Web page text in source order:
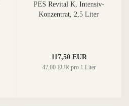
PES Revital K, Intensiv-
Konzentrat, 2,5 Liter
117,50 EUR
47,00 EUR pro 1 Liter